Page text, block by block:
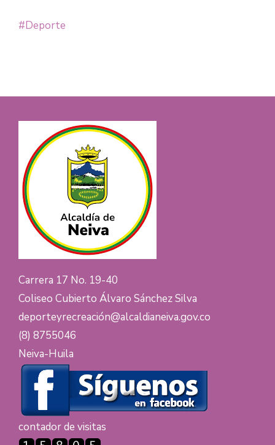
#Deporte
Carrera 17 No. 19-40
Coliseo Cubierto Álvaro Sánchez Silva
deporteyrecreación@alcaldianeiva.gov.co
(8) 8755046
Neiva-Huila
contador de visitas